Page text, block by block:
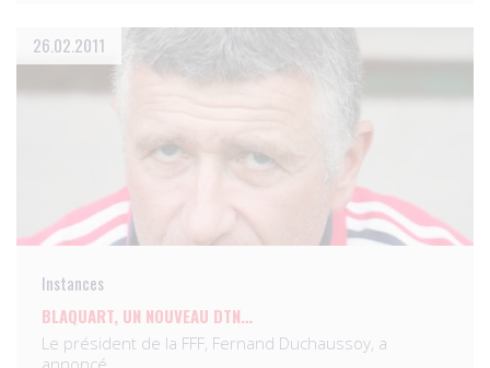
26.02.2011
Instances
BLAQUART, UN NOUVEAU DTN…
Le président de la FFF, Fernand Duchaussoy, a